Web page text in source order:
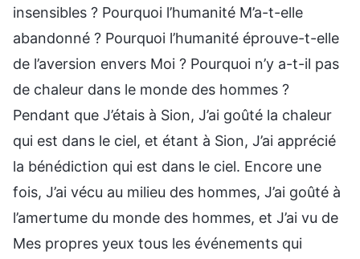
insensibles ? Pourquoi l’humanité M’a-t-elle
abandonné ? Pourquoi l’humanité éprouve-t-elle
de l’aversion envers Moi ? Pourquoi n’y a-t-il pas
de chaleur dans le monde des hommes ?
Pendant que J’étais à Sion, J’ai goûté la chaleur
qui est dans le ciel, et étant à Sion, J’ai apprécié
la bénédiction qui est dans le ciel. Encore une
fois, J’ai vécu au milieu des hommes, J’ai goûté à
l’amertume du monde des hommes, et J’ai vu de
Mes propres yeux tous les événements qui